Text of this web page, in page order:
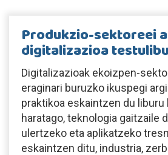
Produkzio-sektoreei
digitalizazioa
Digitalizazioak ekoizpen-
eraginari buruzko ikuspegi
praktikoa eskaintzen du liburu
haratago, teknologia gaitzaile
ulertzeko eta aplikatzeko
eskaintzen ditu, industria,